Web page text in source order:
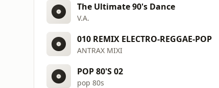
The Ultimate 90's Dance
V.A.
010 REMIX ELECTRO-REGGAE-POP
ANTRAX MIXI
POP 80'S 02
pop 80s